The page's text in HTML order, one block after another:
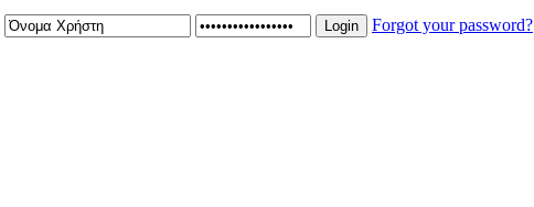
Login Forgot your password?